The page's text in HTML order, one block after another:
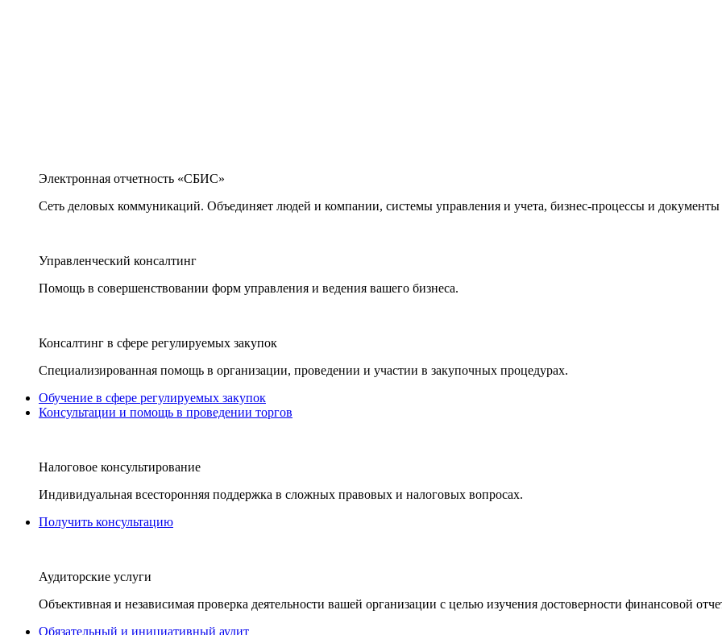
Электронная отчетность «СБИС»
Сеть деловых коммуникаций. Объединяет людей и компании, системы управления и учета, бизнес-процессы и документы
Управленческий консалтинг
Помощь в совершенствовании форм управления и ведения вашего бизнеса.
Консалтинг в сфере регулируемых закупок
Специализированная помощь в организации, проведении и участии в закупочных процедурах.
Обучение в сфере регулируемых закупок
Консультации и помощь в проведении торгов
Налоговое консультирование
Индивидуальная всесторонняя поддержка в сложных правовых и налоговых вопросах.
Получить консультацию
Аудиторские услуги
Объективная и независимая проверка деятельности вашей организации с целью изучения достоверности финансовой
Обязательный и инициативный аудит